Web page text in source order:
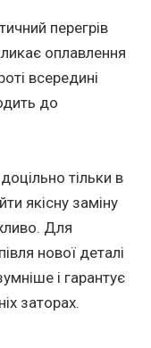
перегрів
оплавлення
всередині
до
тільки в
якісну заміну
Для
нової деталі
і гарантує
заторах.